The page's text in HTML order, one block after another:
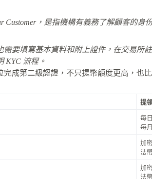
Customer，是指機構有義務了解顧客的身
需要填寫基本資料和附上證件，在交易所
KYC 流程。
完成第二級認證，不只提幣額度更高，也
提
每
每
加
法
加
法